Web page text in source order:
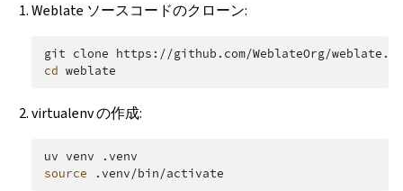
Weblate ソースコードのクローン:
git clone
cd
virtualenv の作成:
uv venv
source